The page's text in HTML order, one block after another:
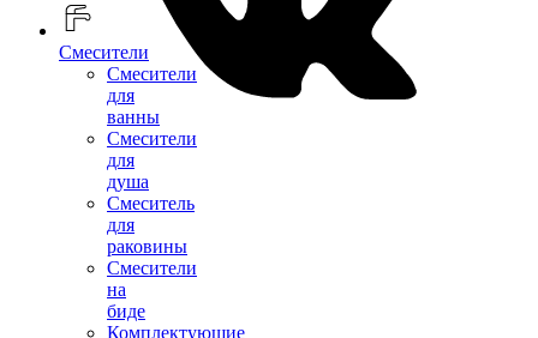
Смесители
Смесители
для
ванны
Смесители
для
душа
Смеситель
для
раковины
Смесители
на
биде
Комплектующие